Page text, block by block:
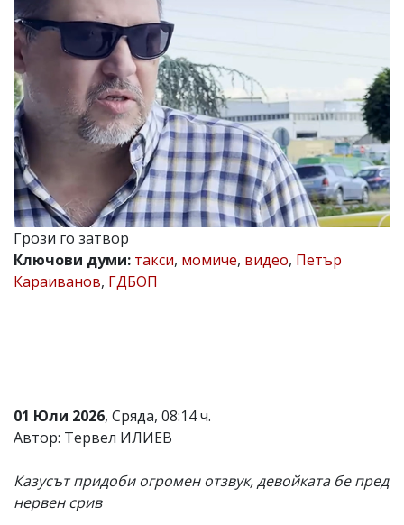
ЮГ
Управители:
Веселин
Василев,
email:
v.vasilev@flagman.bg
Катя
Касабова,
еmail:k.kassabova@flagman.bg
Главен
редактор:
Иван
Колев,
email:
от
читателите
не
носи
Грози го затвор
Ключови думи: такси, момиче, видео, Петър
Караиванов, ГДБОП
01 Юли 2026, Сряда, 08:14 ч.
Автор: Тервел ИЛИЕВ
Казусът придоби огромен отзвук, девойката бе пред
нервен срив